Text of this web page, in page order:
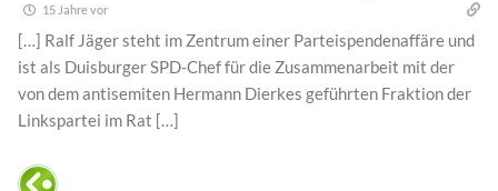
15 Jahre vor
[…] Ralf Jäger steht im Zentrum einer Parteispendenaffäre und
ist als Duisburger SPD-Chef für die Zusammenarbeit mit der
von dem antisemiten Hermann Dierkes geführten Fraktion der
Linkspartei im Rat […]